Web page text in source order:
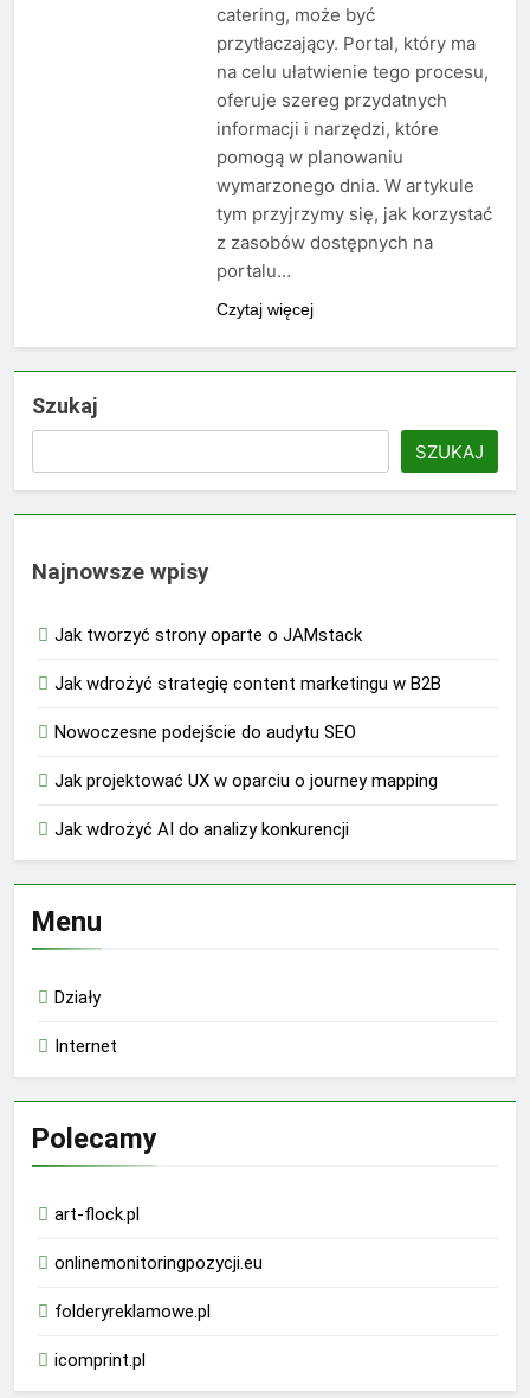
catering, może być
przytłaczający. Portal, który ma
na celu ułatwienie tego procesu,
oferuje szereg przydatnych
informacji i narzędzi, które
pomogą w planowaniu
wymarzonego dnia. W artykule
tym przyjrzymy się, jak korzystać
z zasobów dostępnych na
portalu…
Czytaj więcej
Szukaj
SZUKAJ
Najnowsze wpisy
Jak tworzyć strony oparte o JAMstack
Jak wdrożyć strategię content marketingu w B2B
Nowoczesne podejście do audytu SEO
Jak projektować UX w oparciu o journey mapping
Jak wdrożyć AI do analizy konkurencji
Menu
Działy
Internet
Polecamy
art-flock.pl
onlinemonitoringpozycji.eu
folderyreklamowe.pl
icomprint.pl